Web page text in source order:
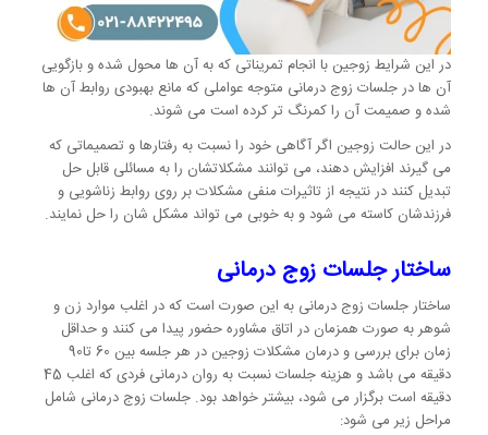
در این شرایط زوجین با انجام تمریناتی که به آن ها محول شده و بازگویی
آن ها در جلسات زوج درمانی متوجه عواملی که مانع بهبودی روابط آن ها
شده و صمیمت آن را کمرنگ تر کرده است می شوند.
در این حالت زوجین اگر آگاهی خود را نسبت به رفتارها و تصمیماتی که
می گیرند افزایش دهند، می توانند مشکلاتشان را به مسائلی قابل حل
تبدیل کنند در نتیجه از تاثیرات منفی مشکلات بر روی روابط زناشویی و
فرزندشان کاسته می شود و به خوبی می تواند مشکل شان را حل نمایند.
ساختار جلسات زوج درمانی
ساختار جلسات زوج درمانی به این صورت است که در اغلب موارد زن و
شوهر به صورت همزمان در اتاق مشاوره حضور پیدا می کنند و حداقل
زمان برای بررسی و درمان مشکلات زوجین در هر جلسه بین 60 تا90
دقیقه می باشد و هزینه جلسات نسبت به روان درمانی فردی که اغلب 45
دقیقه است برگزار می شود، بیشتر خواهد بود. جلسات زوج درمانی شامل
مراحل زیر می شود: